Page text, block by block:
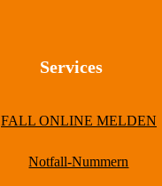
Services
FALL ONLINE MELDEN
Notfall-Nummern